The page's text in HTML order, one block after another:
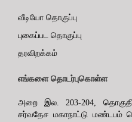
வீடியோ தொகுப்பு
புகைப்பட தொகுப்பு
தரவிறக்கம்
எங்களை தொடர்புகொள்ள
அறை இல. 203-204,
சர்வதேச மகாநாட்டு மண்டபம்